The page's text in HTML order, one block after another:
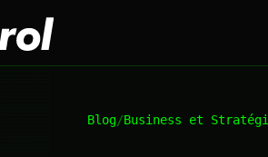
Blog/Business et